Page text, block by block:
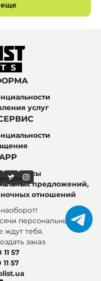
еще
услуг
вопросы
сетях
предложений,
отношений
персональных
тебя.
заказ
57
57